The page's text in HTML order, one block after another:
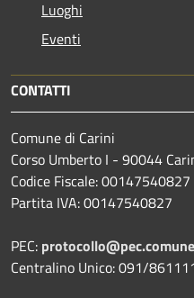
Luoghi
Eventi
CONTATTI
Comune di Carini
Corso Umberto I - 90044
Codice Fiscale: 00147540827
Partita IVA: 00147540827
PEC:
Centralino Unico: 091/